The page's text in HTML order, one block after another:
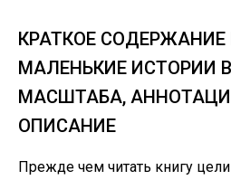
КРАТКОЕ СОДЕРЖАНИЕ
МАЛЕНЬКИЕ ИСТОРИИ
МАСШТАБА,
ОПИСАНИЕ
Прежде чем читать книгу